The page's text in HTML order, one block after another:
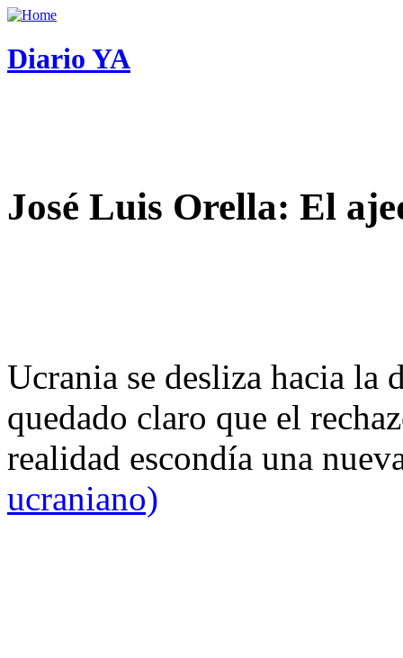
Diario YA
José Luis Orella: El
Ucrania se desliza hacia
quedado claro que el
realidad escondía una
ucraniano)